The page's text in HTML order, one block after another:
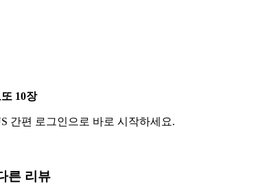
10장
간편 로그인으로 바로 시작하세요.
른 리뷰